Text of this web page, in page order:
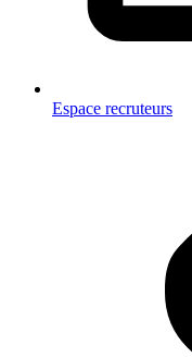
Espace recruteurs